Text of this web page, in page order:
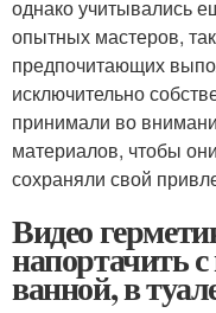
однако учитывались
опытных мастеров,
предпочитающих
исключительно
принимали во
материалов, чтобы
сохраняли свой
Видео
напортачить
ванной, в